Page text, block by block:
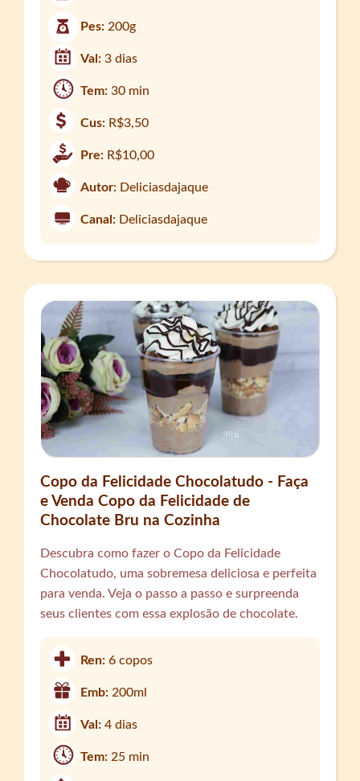
Pes: 200g
Val:3 dias
Tem:30 min
Cus: R$3,50
Pre: R$10,00
Autor: Deliciasdajaque
Canal: Deliciasdajaque
Copo da Felicidade Chocolatudo - Faça
e Venda Copo da Felicidade de
Chocolate Bru na Cozinha
Descubra como fazer o Copo da Felicidade
Chocolatudo, uma sobremesa deliciosa e perfeita
para venda. Veja o passo a passo e surpreenda
seus clientes com essa explosão de chocolate.
Ren:6 copos
Emb: 200ml
Val:4 dias
Tem: 25 min